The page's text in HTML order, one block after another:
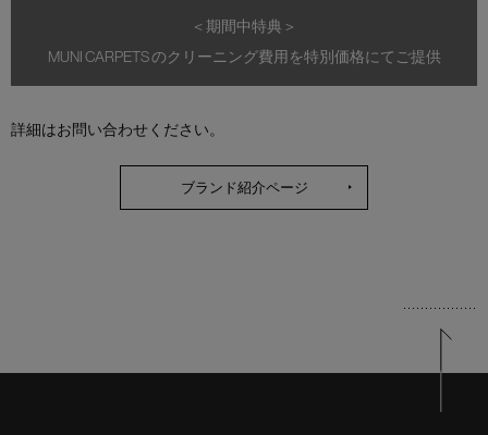
＜期間中特典＞
MUNI CARPETS のクリーニング費用を特別価格にてご提供
詳細はお問い合わせください。
ブランド紹介ページ